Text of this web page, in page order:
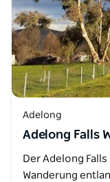
Adelong
Adelong Falls
Der Adelong
Wanderung